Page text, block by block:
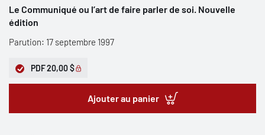
Le Communiqué ou l’art de faire parler de soi. Nouvelle
édition
Parution: 17 septembre 1997
PDF20,00 $
Ajouter au panier